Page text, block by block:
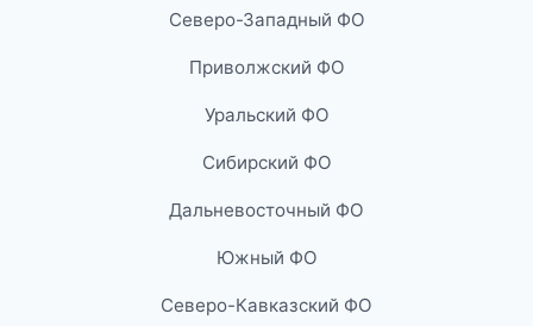
Северо-Западный ФО
Приволжский ФО
Уральский ФО
Сибирский ФО
Дальневосточный ФО
Южный ФО
Северо-Кавказский ФО